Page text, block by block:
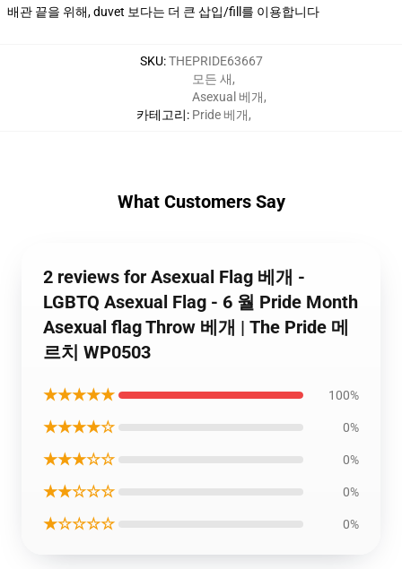
배관 끝을 위해, duvet 보다는 더 큰 삽입/fill를 이용합니다
SKU:THEPRIDE63667
카테고리:
모든 새,
Asexual 베개,
Pride 베개,
What Customers Say
2 reviews for Asexual Flag 베개 -
LGBTQ Asexual Flag - 6 월 Pride Month
Asexual flag Throw 베개 | The Pride 메
르치 WP0503
★★★★★ 100%
★★★★☆ 0%
★★★☆☆ 0%
★★☆☆☆ 0%
★☆☆☆☆ 0%